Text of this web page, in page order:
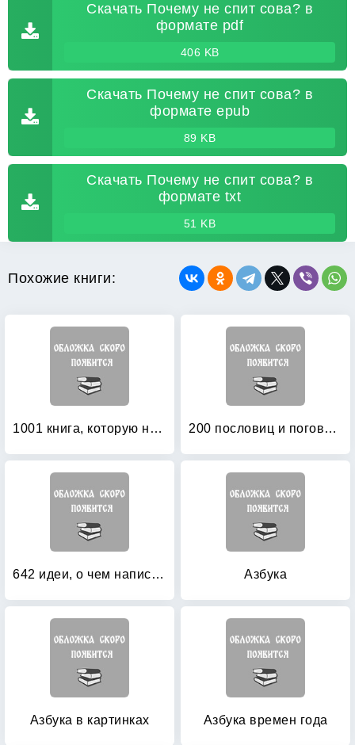
Скачать Почему не спит сова? в
формате pdf
406 KB
Скачать Почему не спит сова? в
формате epub
89 KB
Скачать Почему не спит сова? в
формате txt
51 KB
Похожие книги:
1001 книга, которую нужно прочитать вашему ребенку, пока он не вырос 200 пословиц и поговорок в картинках
642 идеи, о чем написать: Тетрадь начинающего писателя Азбука
Азбука в картинках Азбука времен года